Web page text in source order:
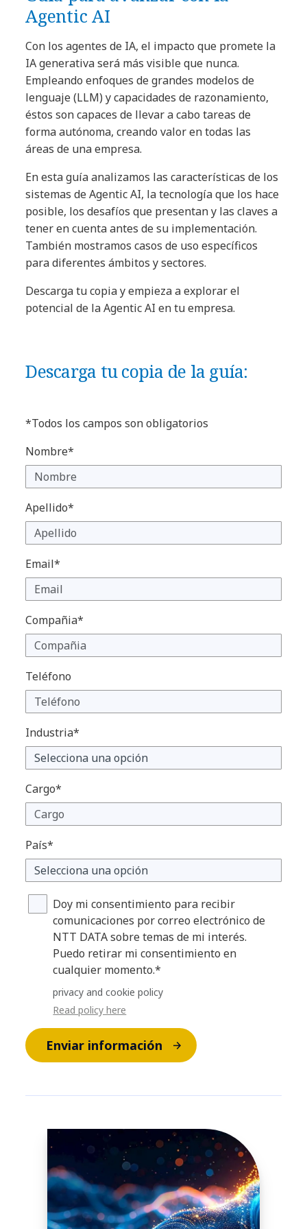
Agentic AI
Con los agentes de IA, el impacto que promete la
IA generativa será más visible que nunca.
Empleando enfoques de grandes modelos de
lenguaje (LLM) y capacidades de razonamiento,
éstos son capaces de llevar a cabo tareas de
forma autónoma, creando valor en todas las
áreas de una empresa.
En esta guía analizamos las características de los
sistemas de Agentic AI, la tecnología que los hace
posible, los desafíos que presentan y las claves a
tener en cuenta antes de su implementación.
También mostramos casos de uso específicos
para diferentes ámbitos y sectores.
Descarga tu copia y empieza a explorar el
potencial de la Agentic AI en tu empresa.
Descarga tu copia de la guía:
*Todos los campos son obligatorios
Nombre*
Apellido*
Email*
Compañia*
Teléfono
Industria*
Cargo*
País*
Doy mi consentimiento para recibir
comunicaciones por correo electrónico de
NTT DATA sobre temas de mi interés.
Puedo retirar mi consentimiento en
cualquier momento.*
privacy and cookie policy
Read policy here
Enviar información